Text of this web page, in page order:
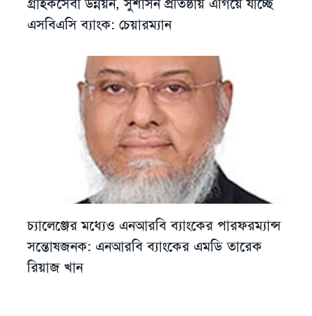
এসবিএসি ব্যাংক: চেয়ারম্যান
চ্যালেঞ্জের মধ্যেও এনআরবি ব্যাংকের পারফরম্যান্স
সন্তোষজনক: এনআরবি ব্যাংকের এমডি তারেক
রিয়াজ খান